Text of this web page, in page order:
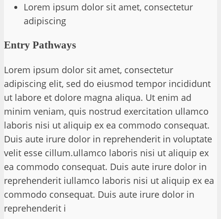
Lorem ipsum dolor sit amet, consectetur
adipiscing
Entry Pathways
Lorem ipsum dolor sit amet, consectetur
adipiscing elit, sed do eiusmod tempor incididunt
ut labore et dolore magna aliqua. Ut enim ad
minim veniam, quis nostrud exercitation ullamco
laboris nisi ut aliquip ex ea commodo consequat.
Duis aute irure dolor in reprehenderit in voluptate
velit esse cillum.ullamco laboris nisi ut aliquip ex
ea commodo consequat. Duis aute irure dolor in
reprehenderit iullamco laboris nisi ut aliquip ex ea
commodo consequat. Duis aute irure dolor in
reprehenderit i